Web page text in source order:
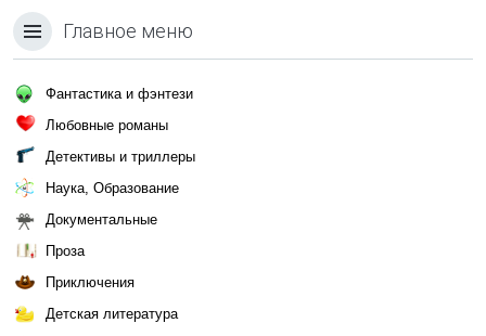
Главное меню
Фантастика и фэнтези
Любовные романы
Детективы и триллеры
Наука, Образование
Документальные
Проза
Приключения
Детская литература